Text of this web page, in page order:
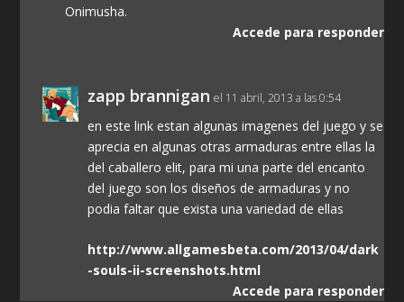
Onimusha.
Accede para responder
zapp brannigan el 11 abril, 2013 a las 0:54
en este link estan algunas imagenes del juego y se
aprecia en algunas otras armaduras entre ellas la
del caballero elit, para mi una parte del encanto
del juego son los diseños de armaduras y no
podia faltar que exista una variedad de ellas
http://www.allgamesbeta.com/2013/04/dark
-souls-ii-screenshots.html
Accede para responder